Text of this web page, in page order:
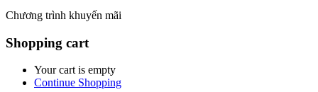
Chương trình khuyến mãi
Shopping cart
Your cart is empty
Continue Shopping